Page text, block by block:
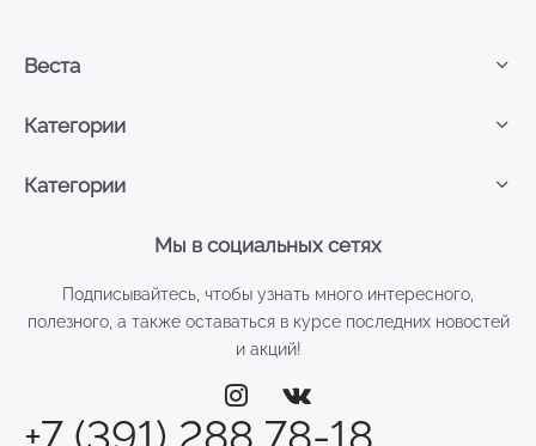
Мы в социальных сетях
Подписывайтесь, чтобы узнать много интересного,
полезного, а также оставаться в курсе последних новостей
и акций!
+7 (391) 288 78-18
Категории
Категории
Веста